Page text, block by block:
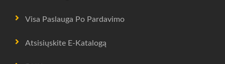
Visa Paslauga Po Pardavimo
Atsisiųskite E-Katalogą